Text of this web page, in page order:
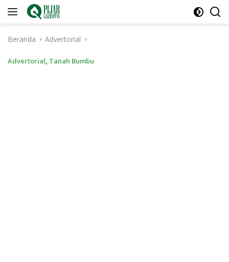
Langsung
Beranda
Advertorial
Advertorial, Tanah Bumbu